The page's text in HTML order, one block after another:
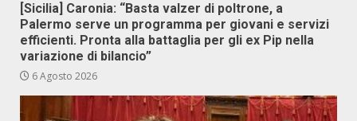
[Sicilia] Caronia: “Basta valzer di poltrone, a
Palermo serve un programma per giovani e servizi
efficienti. Pronta alla battaglia per gli ex Pip nella
variazione di bilancio”
6 Agosto 2026